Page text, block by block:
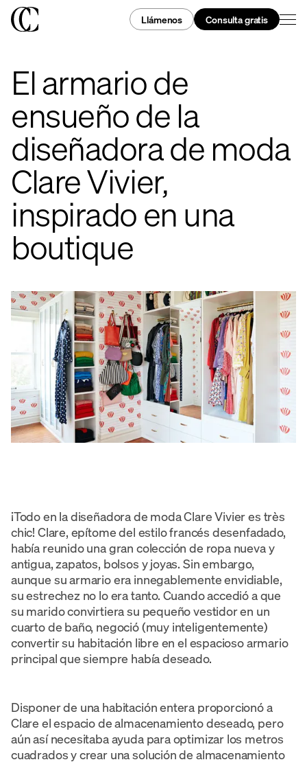
Llámenos Consulta gratis
El armario de
ensueño de la
diseñadora de moda
Clare Vivier,
inspirado en una
boutique
¡Todo en la diseñadora de moda Clare Vivier es très
chic! Clare, epítome del estilo francés desenfadado,
había reunido una gran colección de ropa nueva y
antigua, zapatos, bolsos y joyas. Sin embargo,
aunque su armario era innegablemente envidiable,
su estrechez no lo era tanto. Cuando accedió a que
su marido convirtiera su pequeño vestidor en un
cuarto de baño, negoció (muy inteligentemente)
convertir su habitación libre en el espacioso armario
principal que siempre había deseado.
Disponer de una habitación entera proporcionó a
Clare el espacio de almacenamiento deseado, pero
aún así necesitaba ayuda para optimizar los metros
cuadrados y crear una solución de almacenamiento